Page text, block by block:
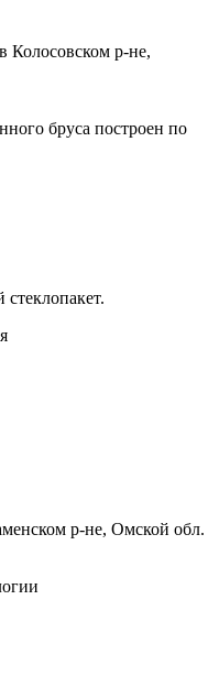
Колосовском р-не,
бруса построен по
р-не, Омской обл.